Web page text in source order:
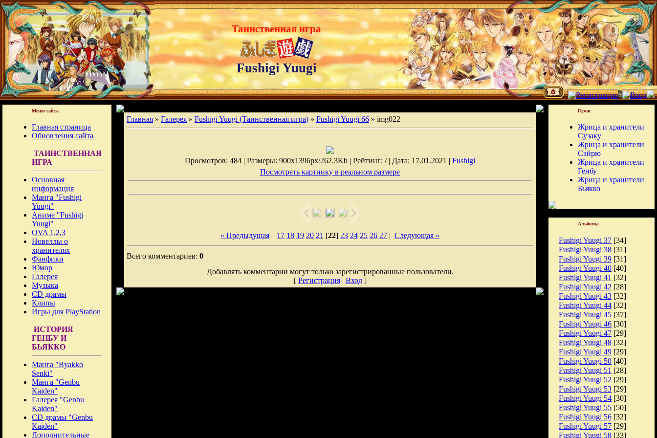
Таинственная игра
Fushigi Yuugi
Меню сайта
Главная страница
Обновления сайта
ТАИНСТВЕННАЯ
ИГРА
Основная
информация
Манга "Fushigi
Yuugi"
Аниме "Fushigi
Yuugi"
OVA 1,2,3
Новеллы о
хранителях
Фанфики
Юмор
Галерея
Музыка
CD драмы
Клипы
Игры для PlayStation
ИСТОРИЯ
ГЕНБУ И
БЬЯККО
Манга "Byakko
Senki"
Манга "Genbu
Kaiden"
Галерея "Genbu
Kaiden"
CD драмы "Genbu
Kaiden"
Дополнительные
Главная » Галерея » Fushigi Yuugi (Таинственная игра) » Fushigi Yuugi 66 » img022
Просмотров: 484 | Размеры: 900x1396px/262.3Kb | Рейтинг: / | Дата: 17.01.2021 | Fushigi
Посмотреть картинку в реальном размере
« Предыдущая | 17 18 19 20 21 [22] 23 24 25 26 27 | Следующая »
Всего комментариев: 0
Добавлять комментарии могут только зарегистрированные пользователи.
[ Регистрация| Вход]
Герои
Жрица и хранители
Сузаку
Жрица и хранители
Сэйрю
Жрица и хранители
Генбу
Жрица и хранители
Бьякко
Альбомы
Fushigi Yuugi 37 [34]
Fushigi Yuugi 38 [31]
Fushigi Yuugi 39 [31]
Fushigi Yuugi 40 [40]
Fushigi Yuugi 41 [32]
Fushigi Yuugi 42 [28]
Fushigi Yuugi 43 [32]
Fushigi Yuugi 44 [32]
Fushigi Yuugi 45 [37]
Fushigi Yuugi 46 [30]
Fushigi Yuugi 47 [29]
Fushigi Yuugi 48 [32]
Fushigi Yuugi 49 [29]
Fushigi Yuugi 50 [40]
Fushigi Yuugi 51 [28]
Fushigi Yuugi 52 [29]
Fushigi Yuugi 53 [29]
Fushigi Yuugi 54 [30]
Fushigi Yuugi 55 [50]
Fushigi Yuugi 56 [32]
Fushigi Yuugi 57 [29]
Fushigi Yuugi 58 [33]